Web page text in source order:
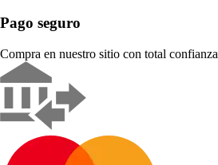
Pago seguro
Compra en nuestro sitio con total confianza